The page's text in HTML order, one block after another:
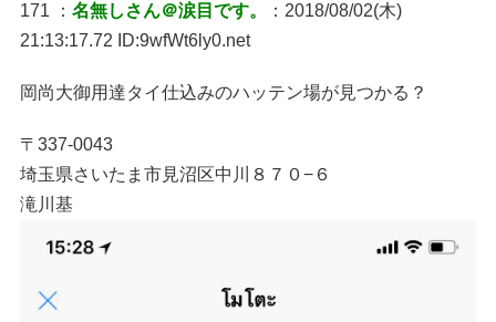
171 ： 名無しさん＠涙目です。
：2018/08/02(木)
21:13:17.72 ID:9wfWt6ly0.net
岡尚大御用達タイ仕込みのハッテン場が見つかる？
〒337-0043
埼玉県さいたま市見沼区中川８７０−６
滝川基